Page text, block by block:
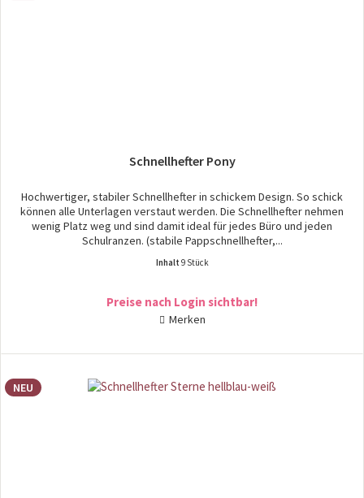
Schnellhefter Pony
Hochwertiger, stabiler Schnellhefter in schickem Design. So schick
können alle Unterlagen verstaut werden. Die Schnellhefter nehmen
wenig Platz weg und sind damit ideal für jedes Büro und jeden
Schulranzen. (stabile Pappschnellhefter,...
Inhalt 9 Stück
Preise nach Login sichtbar!
Merken
NEU